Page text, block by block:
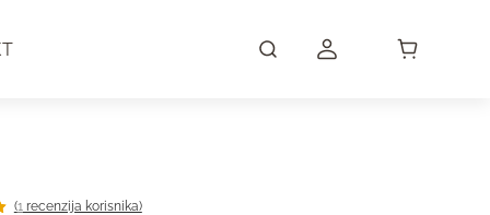
(1recenzija korisnika)